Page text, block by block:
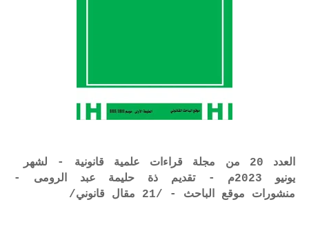
العدد 20 من مجلة قراءات علمية قانونية - لشهر
يونيو 2023م - تقديم ذة حليمة عبد الرومى -
منشورات موقع الباحث - /21 مقال قانوني/